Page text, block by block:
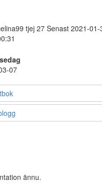
tjej 27 Senast 2021-01-
07
ännu.